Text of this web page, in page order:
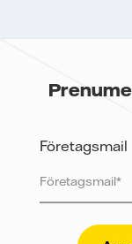
Företagsmail
Vattenfall